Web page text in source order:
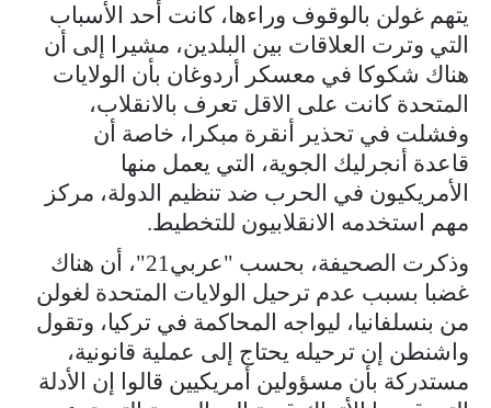
يتهم غولن بالوقوف وراءها، كانت أحد الأسباب
التي وترت العلاقات بين البلدين، مشيرا إلى أن
هناك شكوكا في معسكر أردوغان بأن الولايات
المتحدة كانت على الاقل تعرف بالانقلاب،
وفشلت في تحذير أنقرة مبكرا، خاصة أن
قاعدة أنجرليك الجوية، التي يعمل منها
الأمريكيون في الحرب ضد تنظيم الدولة، مركز
مهم استخدمه الانقلابيون للتخطيط.
وذكرت الصحيفة، بحسب "عربي21"، أن هناك
غضبا بسبب عدم ترحيل الولايات المتحدة لغولن
من بنسلفانيا، ليواجه المحاكمة في تركيا، وتقول
واشنطن إن ترحيله يحتاج إلى عملية قانونية،
مستدركة بأن مسؤولين أمريكيين قالوا إن الأدلة